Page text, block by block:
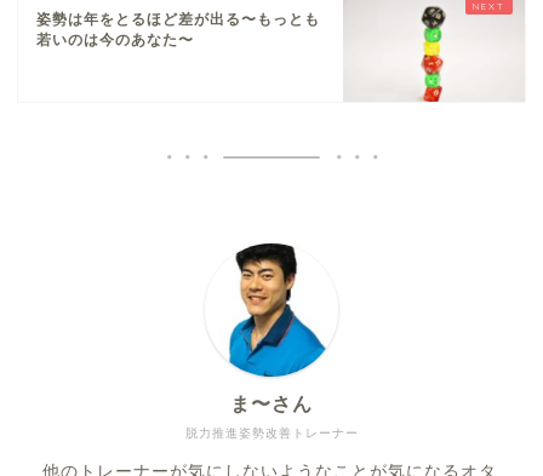
姿勢は年をとるほど差が出る〜もっとも
若いのは今のあなた〜
脱力推進姿勢改善トレーナー
ま〜さん
他のトレーナーが気にしないようなことが気になるオタ